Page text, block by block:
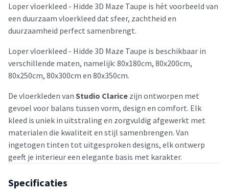
Loper vloerkleed - Hidde 3D Maze Taupe is hét voorbeeld van
een duurzaam vloerkleed dat sfeer, zachtheid en
duurzaamheid perfect samenbrengt.
Loper vloerkleed - Hidde 3D Maze Taupe is beschikbaar in
verschillende maten, namelijk: 80x180cm, 80x200cm,
80x250cm, 80x300cm en 80x350cm.
De vloerkleden van Studio Clarice zijn ontworpen met
gevoel voor balans tussen vorm, design en comfort. Elk
kleed is uniek in uitstraling en zorgvuldig afgewerkt met
materialen die kwaliteit en stijl samenbrengen. Van
ingetogen tinten tot uitgesproken designs, elk ontwerp
geeft je interieur een elegante basis met karakter.
Specificaties